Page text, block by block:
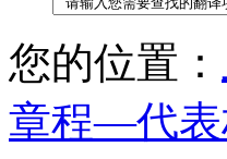
您的位置：
章程—代表